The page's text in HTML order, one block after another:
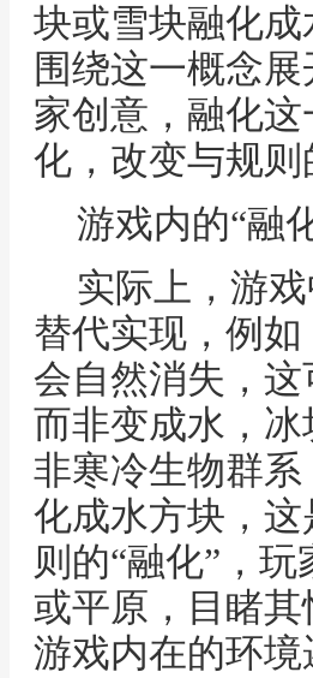
块或雪块融化
围绕这一概念
家创意，融化
化，改变与规则
游戏内的“融
实际上，游
替代实现，例
会自然消失，
而非变成水，
非寒冷生物群
化成水方块，
则的“融化”，
或平原，目睹
游戏内在的环境